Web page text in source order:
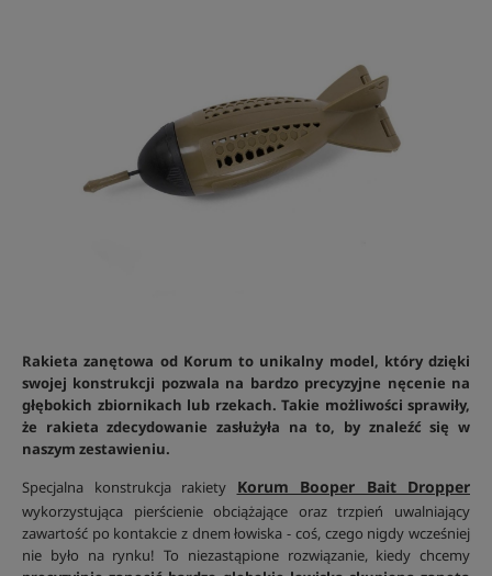
Rakieta zanętowa od Korum to unikalny model, który dzięki
swojej konstrukcji pozwala na bardzo precyzyjne nęcenie na
głębokich zbiornikach lub rzekach. Takie możliwości sprawiły,
że rakieta zdecydowanie zasłużyła na to, by znaleźć się w
naszym zestawieniu.
Specjalna konstrukcja rakiety Korum Booper Bait Dropper
wykorzystująca pierścienie obciążające oraz trzpień uwalniający
zawartość po kontakcie z dnem łowiska - coś, czego nigdy wcześniej
nie było na rynku! To niezastąpione rozwiązanie, kiedy chcemy